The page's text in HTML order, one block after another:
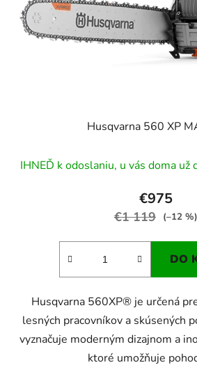
Husqvarna 560 XP
IHNEĎ k odoslaniu, u vás doma už
€975
€1 119 (–12 %)
DO
Husqvarna 560XP® je určená
lesných pracovníkov a skúsených
vyznačuje moderným dizajnom a
ktoré umožňuje